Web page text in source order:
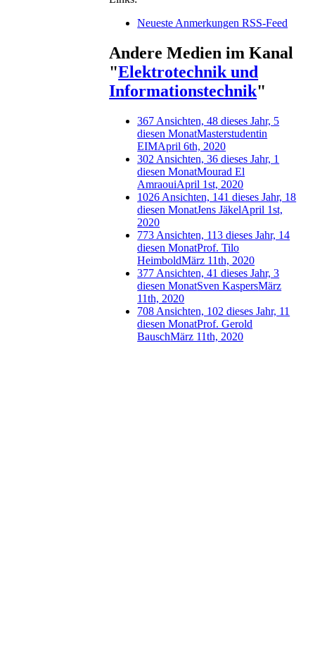
Neueste Anmerkungen RSS-Feed
Andere Medien im Kanal
"Elektrotechnik und
Informationstechnik"
367 Ansichten, 48 dieses Jahr, 5
diesen MonatMasterstudentin
EIMApril 6th, 2020
302 Ansichten, 36 dieses Jahr, 1
diesen MonatMourad El
AmraouiApril 1st, 2020
1026 Ansichten, 141 dieses Jahr, 18
diesen MonatJens JäkelApril 1st,
2020
773 Ansichten, 113 dieses Jahr, 14
diesen MonatProf. Tilo
HeimboldMärz 11th, 2020
377 Ansichten, 41 dieses Jahr, 3
diesen MonatSven KaspersMärz
11th, 2020
708 Ansichten, 102 dieses Jahr, 11
diesen MonatProf. Gerold
BauschMärz 11th, 2020